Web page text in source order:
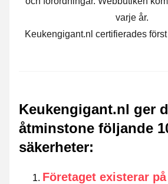
varje år.
Keukengigant.nl certifierades
Keukengigant.nl ger
åtminstone följande
säkerheter:
Företaget existerar